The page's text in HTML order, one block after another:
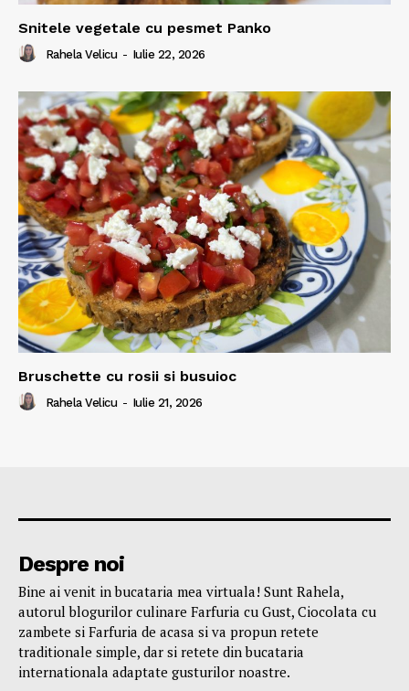
Snitele vegetale cu pesmet Panko
Rahela Velicu - Iulie 22, 2026
Bruschette cu rosii si busuioc
Rahela Velicu - Iulie 21, 2026
Despre noi
Bine ai venit in bucataria mea virtuala! Sunt Rahela,
autorul blogurilor culinare Farfuria cu Gust, Ciocolata cu
zambete si Farfuria de acasa si va propun retete
traditionale simple, dar si retete din bucataria
internationala adaptate gusturilor noastre.